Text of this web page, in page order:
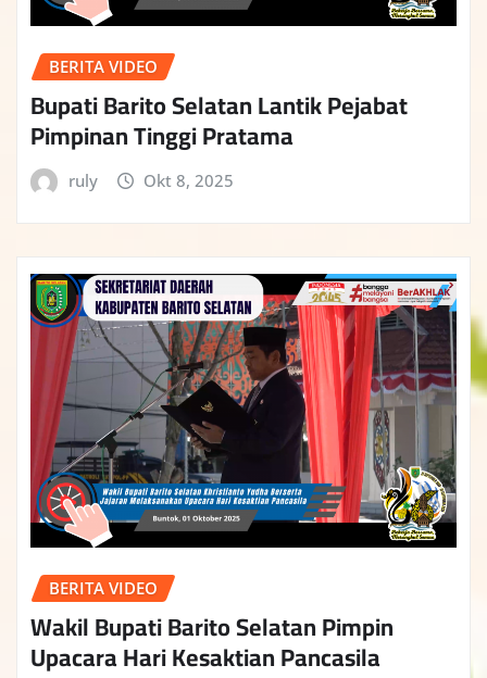
BERITA VIDEO
Bupati Barito Selatan Lantik Pejabat
Pimpinan Tinggi Pratama
ruly Okt 8, 2025
BERITA VIDEO
Wakil Bupati Barito Selatan Pimpin
Upacara Hari Kesaktian Pancasila